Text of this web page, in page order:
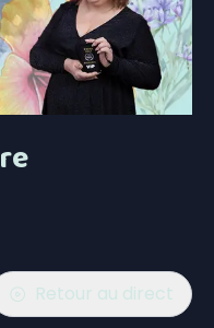
Retour au direct